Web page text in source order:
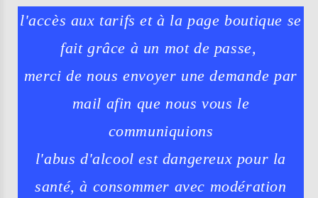
l'accès aux tarifs et à la page boutique se
fait grâce à un mot de passe,
merci de nous envoyer une demande par
mail afin que nous vous le
communiquions
l'abus d'alcool est dangereux pour la
santé, à consommer avec modération